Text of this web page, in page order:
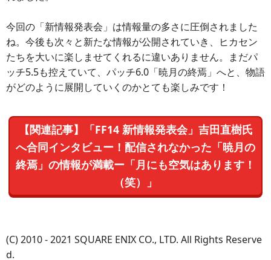
今回の「新情報発表会」は情報量の多さに圧倒されました
ね。今後も次々と新たな情報が公開されていき、ヒカセン
たちを大いに楽しませてくれるに違いありません。まだパ
ッチ5.5も控えていて、パッチ6.0「暁月の終焉」へと、物語
がどのように展開していくのかとても楽しみです！
【関連記事】「FF14 新情報発表会」吉田直樹氏
へ合同インタビュー！配信されなかった「暁月の
終焉」の情報が満載ー「月にも空気はあります！
（笑）」
(C) 2010 - 2021 SQUARE ENIX CO., LTD. All Rights Reserve
d.